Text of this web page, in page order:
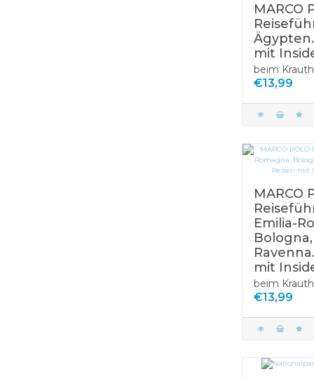
MARCO
mit
beim Krauth
€13,99
MARCO
Emilia-
mit
beim Krauth
€13,99